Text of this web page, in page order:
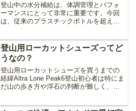
登山中の水分補給は、体調管理とパフォ
ーマンスにとって非常に重要です。今回
は、従来のプラスチックボトルを超えた
やシリコン製ボトルは耐久性が高く、軽
量で持ち運びやすいで...
登山用ローカットシューズってど
うなの？
登山用ローカットシューズを買うまでの
経緯Altra Lone Peak6登山初心者は特にま
だ山の歩き方や浮石の判断が難しく、捻